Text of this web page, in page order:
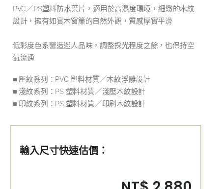
PVC／PS塑料防水葉片，適用於高濕度環境，細緻的木紋
設計，擁有如實木窗簾的自然外觀，質感厚實平滑
低彩度色系營造迷人品味，調整採光程度之餘，也保持空
氣流通
■ 壓紋系列：PVC 塑料材質／木紋浮雕設計
■ 淺紋系列：PS 塑料材質／淺壓木紋設計
■ 印紋系列：PS 塑料材質／印刷木紋設計
輸入尺寸快速估價：